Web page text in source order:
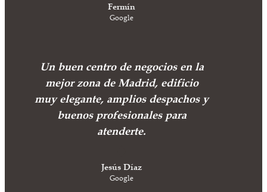
Fermín
Google
Un buen centro de negocios en la
mejor zona de Madrid, edificio
muy elegante, amplios despachos y
buenos profesionales para
atenderte.
Jesús Díaz
Google